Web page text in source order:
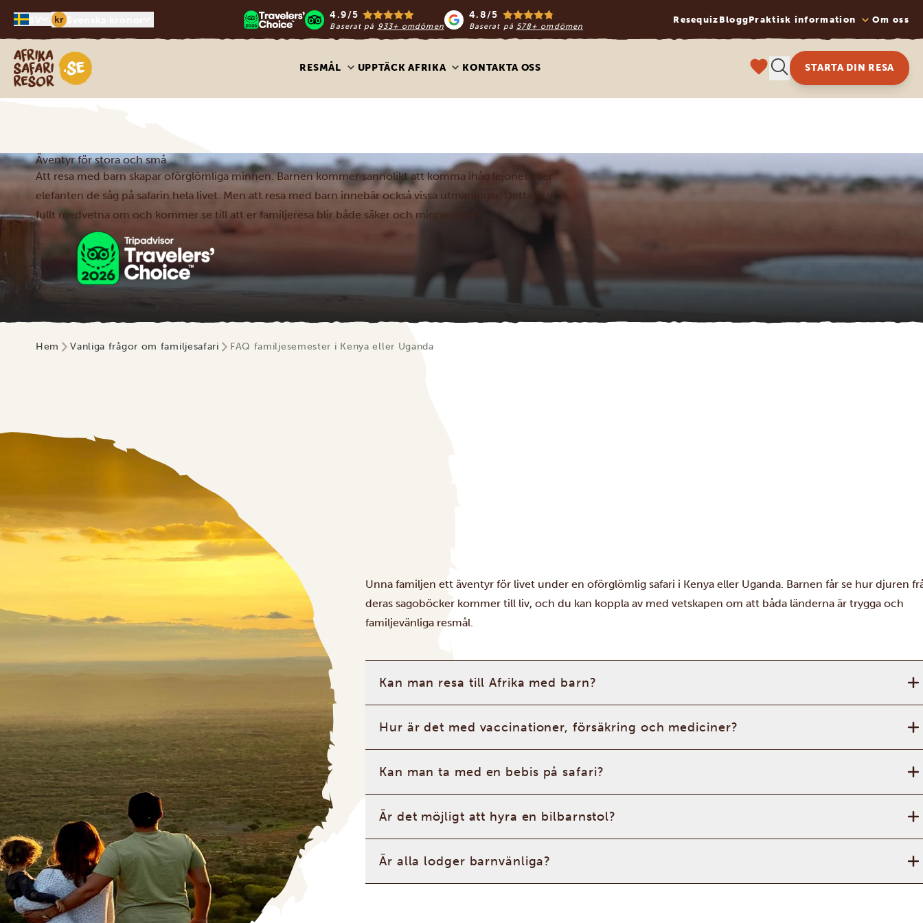
kr 4.9/5
Baserat på 933+ omdömen
4.8/5
Baserat på 578+ omdömen
Resequiz BloggPraktisk information Om oss
Safari-resor i Afrika
RESMÅL UPPTÄCK AFRIKA KONTAKTA OSS STARTA DIN RESA
Äventyr för stora och små
Att resa med barn skapar oförglömliga minnen. Barnen kommer sannolikt att komma ihåg lejonet eller
elefanten de såg på safarin hela livet. Men att resa med barn innebär också vissa utmaningar. Detta är vi
fullt medvetna om och kommer se till att er familjeresa blir både säker och minnesvärd.
Hem Vanliga frågor om familjesafari FAQ familjesemester i Kenya eller Uganda
Unna familjen ett äventyr för livet under en oförglömlig safari i Kenya eller Uganda. Barnen får se hur djuren
deras sagoböcker kommer till liv, och du kan koppla av med vetskapen om att båda länderna är trygga och
familjevänliga resmål.
Kan man resa till Afrika med barn?
Hur är det med vaccinationer, försäkring och mediciner?
Kan man ta med en bebis på safari?
Är det möjligt att hyra en bilbarnstol?
Är alla lodger barnvänliga?